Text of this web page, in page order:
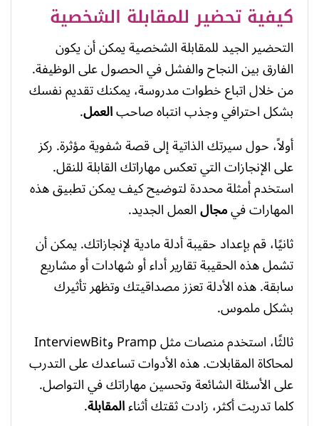
كيفية تحضير للمقابلة الشخصية
التحضير الجيد للمقابلة الشخصية يمكن أن يكون
الفارق بين النجاح والفشل في الحصول على الوظيفة.
من خلال اتباع خطوات مدروسة، يمكنك تقديم نفسك
بشكل احترافي وجذب انتباه صاحبالعمل.
أولاً، حول سيرتك الذاتية إلى قصة شفوية مؤثرة. ركز
على الإنجازات التي تعكس مهاراتك القابلة للنقل.
استخدم أمثلة محددة لتوضيح كيف يمكن تطبيق هذه
المهارات فيمجالالعمل الجديد.
ثانيًا، قم بإعداد حقيبة أدلة مادية لإنجازاتك. يمكن أن
تشمل هذه الحقيبة تقارير أداء أو شهادات أو مشاريع
سابقة. هذه الأدلة تعزز مصداقيتك وتظهر تأثيرك
بشكل ملموس.
ثالثًا، استخدم منصات مثل Pramp وInterviewBit
لمحاكاة المقابلات. هذه الأدوات تساعدك على التدرب
على الأسئلة الشائعة وتحسين مهاراتك في التواصل.
كلما تدربت أكثر، زادت ثقتك أثناءالمقابلة.